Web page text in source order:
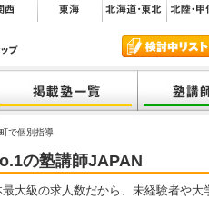
で個別指導
の塾講師JAPAN
大級の求人数だから、未経験者や